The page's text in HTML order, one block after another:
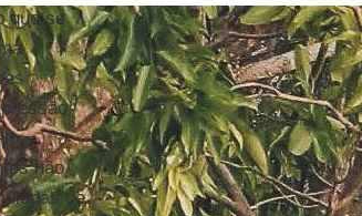
que se
lo
não
de